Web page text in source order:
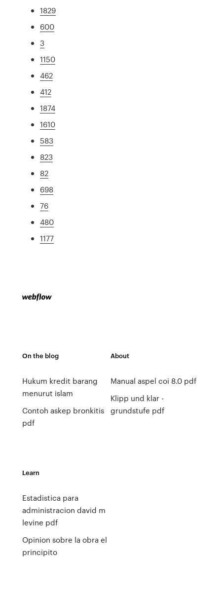
1829
600
3
1150
462
412
1874
1610
583
823
82
698
76
480
1177
On the blog
Hukum kredit barang
menurut islam
Contoh askep bronkitis
pdf
About
Manual aspel coi 8.0 pdf
Klipp und klar -
grundstufe pdf
Learn
Estadistica para
administracion david m
levine pdf
Opinion sobre la obra el
principito